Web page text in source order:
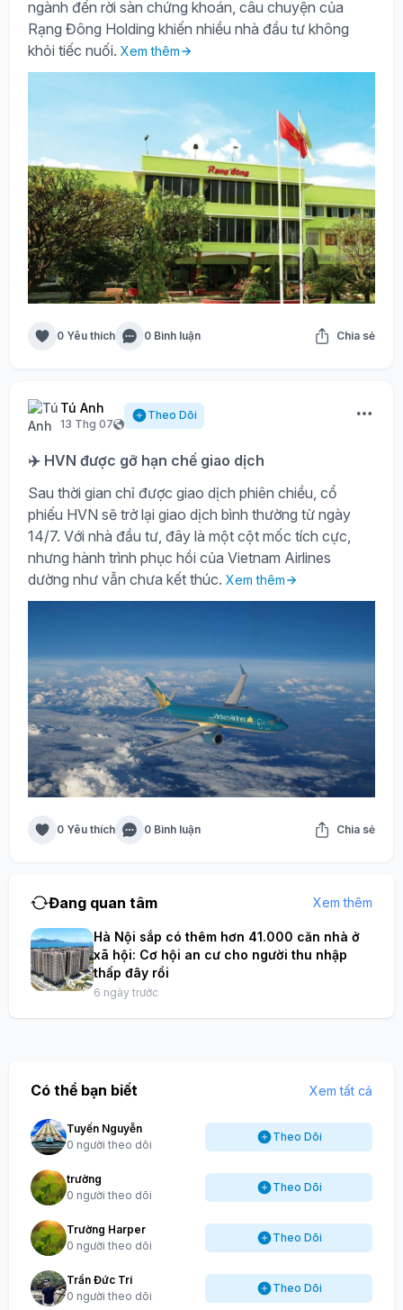
ngành đến rời sàn chứng khoán, câu chuyện của
Rạng Đông Holding khiến nhiều nhà đầu tư không
khỏi tiếc nuối. Xem thêm
0 Yêu thích 0 Bình luận Chia sẻ
Tú Anh
13 Thg 07
Theo Dõi
✈️ HVN được gỡ hạn chế giao dịch
Sau thời gian chỉ được giao dịch phiên chiều, cổ
phiếu HVN sẽ trở lại giao dịch bình thường từ ngày
14/7. Với nhà đầu tư, đây là một cột mốc tích cực,
nhưng hành trình phục hồi của Vietnam Airlines
dường như vẫn chưa kết thúc. Xem thêm
0 Yêu thích 0 Bình luận Chia sẻ
Đang quan tâm Xem thêm
Hà Nội sắp có thêm hơn 41.000 căn nhà ở
xã hội: Cơ hội an cư cho người thu nhập
thấp đây rồi
6 ngày trước
Có thể bạn biết Xem tất cả
Tuyến Nguyễn
0 người theo dõi
Theo Dõi
trường
0 người theo dõi
Theo Dõi
Trường Harper
0 người theo dõi
Theo Dõi
Trần Đức Trí
0 người theo dõi
Theo Dõi